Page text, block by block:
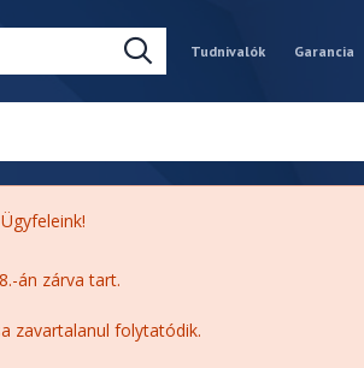
Tudnivalók Garancia
án zárva tart.
zavartalanul folytatódik.